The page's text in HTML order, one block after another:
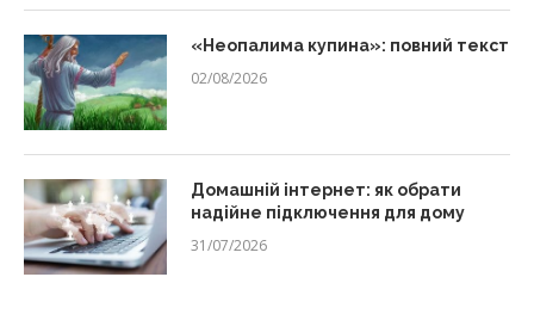
«Неопалима купина»: повний текст
02/08/2026
Домашній інтернет: як обрати
надійне підключення для дому
31/07/2026